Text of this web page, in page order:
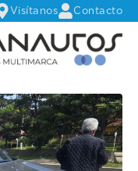
Visítanos Contacto